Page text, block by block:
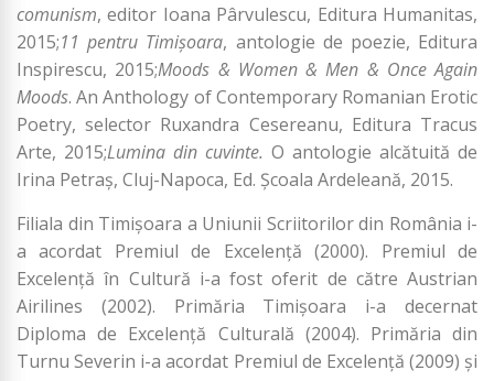
comunism, editor Ioana Pârvulescu, Editura Humanitas,
2015;11 pentru Timișoara, antologie de poezie, Editura
Inspirescu, 2015;Moods & Women & Men & Once Again
Moods. An Anthology of Contemporary Romanian Erotic
Poetry, selector Ruxandra Cesereanu, Editura Tracus
Arte, 2015;Lumina din cuvinte. O antologie alcătuită de
Irina Petraş, Cluj-Napoca, Ed. Şcoala Ardeleană, 2015.
Filiala din Timişoara a Uniunii Scriitorilor din România i-
a acordat Premiul de Excelenţă (2000). Premiul de
Excelenţă în Cultură i-a fost oferit de către Austrian
Airilines (2002). Primăria Timişoara i-a decernat
Diploma de Excelenţă Culturală (2004). Primăria din
Turnu Severin i-a acordat Premiul de Excelenţă (2009) şi